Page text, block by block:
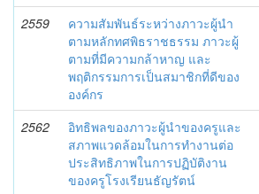
2559
ความสัมพันธ์ระหว่างภาวะผู้นำ
ตามหลักทศพิธราชธรรม ภาวะผู้
ตามที่มีความกล้าหาญ และ
พฤติกรรมการเป็นสมาชิกที่ดีของ
องค์กร
2562
อิทธิพลของภาวะผู้นำของครูและ
สภาพแวดล้อมในการทำงานต่อ
ประสิทธิภาพในการปฏิบัติงาน
ของครูโรงเรียนธัญรัตน์